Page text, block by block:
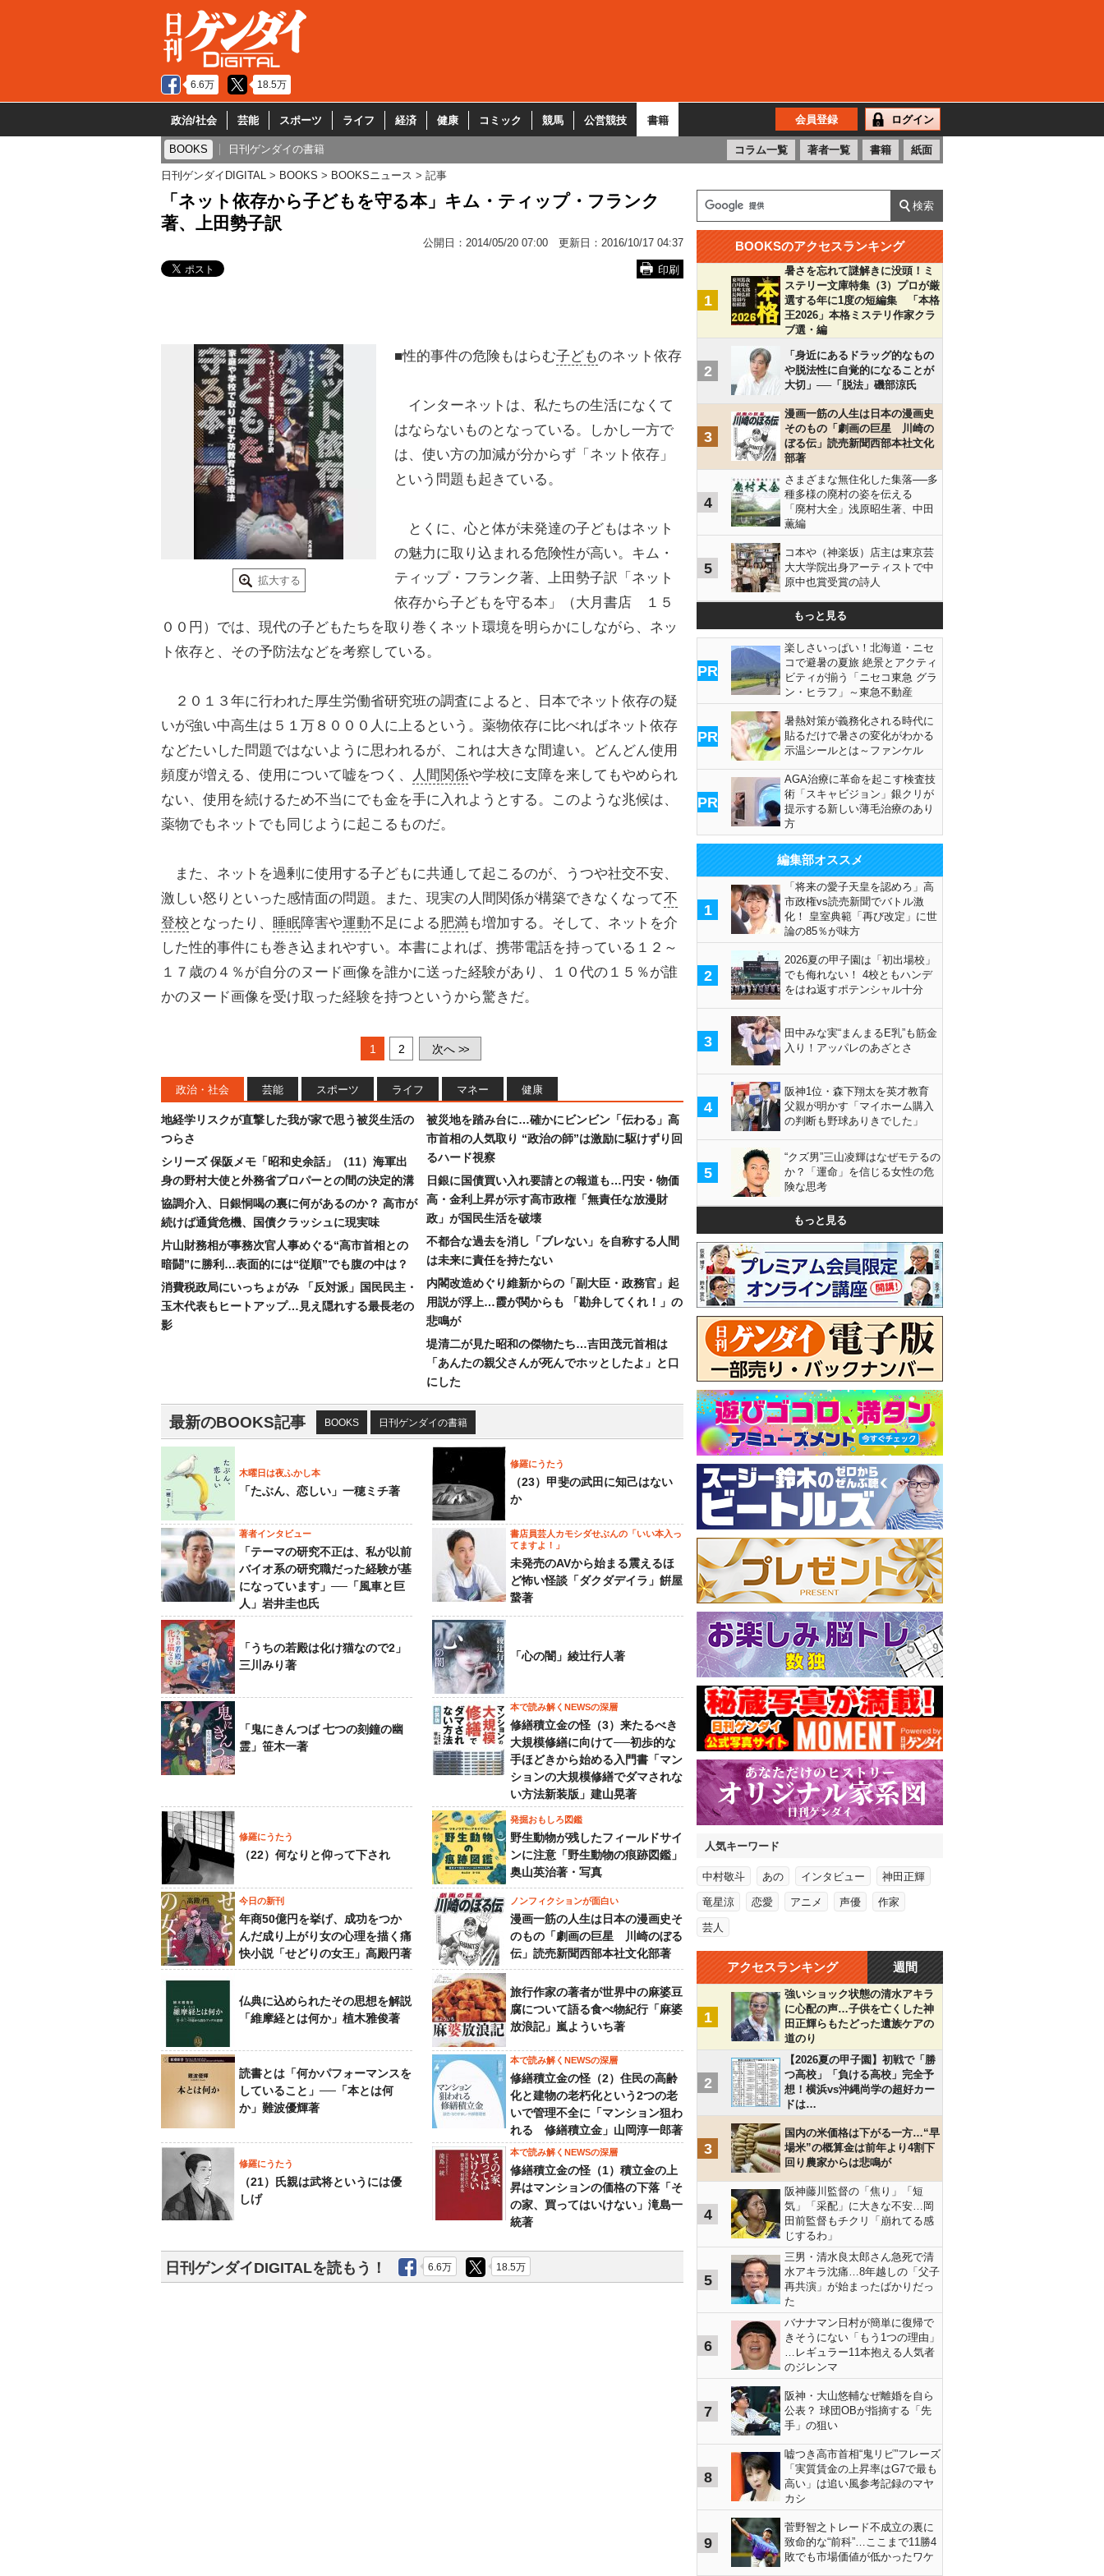
6.6万 18.5万
政治/社会 芸能 スポーツ ライフ 経済 健康 コミック 競馬 公営競技 書籍 会員登録 ログイン
BOOKS 日刊ゲンダイの書籍 コラム一覧 著者一覧 書籍 紙面
日刊ゲンダイDIGITAL BOOKS BOOKSニュース 記事
「ネット依存から子どもを守る本」キム・ティップ・フランク
著、上田勢子訳
公開日： 2014/05/20 07:00 更新日： 2016/10/17 04:37
印刷
拡大する
■性的事件の危険もはらむ子どものネット依存
インターネットは、私たちの生活になくて
はならないものとなっている。しかし一方で
は、使い方の加減が分からず「ネット依存」
という問題も起きている。
とくに、心と体が未発達の子どもはネット
の魅力に取り込まれる危険性が高い。キム・
ティップ・フランク著、上田勢子訳「ネット
依存から子どもを守る本」（大月書店 １５
００円）では、現代の子どもたちを取り巻くネット環境を明らかにしながら、ネッ
ト依存と、その予防法などを考察している。
２０１３年に行われた厚生労働省研究班の調査によると、日本でネット依存の疑
いが強い中高生は５１万８０００人に上るという。薬物依存に比べればネット依存
などたいした問題ではないように思われるが、これは大きな間違い。どんどん使用
頻度が増える、使用について嘘をつく、
人間関係や学校に支障を来してもやめられ
ない、使用を続けるため不当にでも金を手に入れようとする。このような兆候は、
薬物でもネットでも同じように起こるものだ。
また、ネットを過剰に使用する子どもに共通して起こるのが、うつや社交不安、
激しい怒りといった感情面の問題。また、現実の人間関係が構築できなくなって不
登校 となったり、 睡眠障害や運動不足による肥満も増加する。そして、ネットを介
した性的事件にも巻き込まれやすい。本書によれば、携帯電話を持っている１２～
１７歳の４％が自分のヌード画像を誰かに送った経験があり、１０代の１５％が誰
かのヌード画像を受け取った経験を持つというから驚きだ。
1 2 次へ >>
政治・社会 芸能 スポーツ ライフ マネー 健康
地経学リスクが直撃した我が家で思う被災生活の
つらさ
シリーズ 保阪メモ「昭和史余話」（11）海軍出
身の野村大使と外務省プロパーとの間の決定的溝
協調介入、日銀恫喝の裏に何があるのか？ 高市が
続けば通貨危機、国債クラッシュに現実味
片山財務相が事務次官人事めぐる“高市首相との
暗闘”に勝利…表面的には“従順”でも腹の中は？
消費税政局にいっちょがみ 「反対派」国民民主・
玉木代表もヒートアップ…見え隠れする最長老の
影
被災地を踏み台に…確かにビンビン「伝わる」高
市首相の人気取り “政治の師”は激励に駆けずり回
るハード視察
日銀に国債買い入れ要請との報道も…円安・物価
高・金利上昇が示す高市政権「無責任な放漫財
政」が国民生活を破壊
不都合な過去を消し「ブレない」を自称する人間
は未来に責任を持たない
内閣改造めぐり維新からの「副大臣・政務官」起
用説が浮上…霞が関からも 「勘弁してくれ！」の
悲鳴が
堤清二が見た昭和の傑物たち…吉田茂元首相は
「あんたの親父さんが死んでホッとしたよ」と口
にした
最新のBOOKS記事 BOOKS 日刊ゲンダイの書籍
木曜日は夜ふかし本
「たぶん、恋しい」一穂ミチ著
修羅にうたう
（23）甲斐の武田に知己はない
か
著者インタビュー
「テーマの研究不正は、私が以前
バイオ系の研究職だった経験が基
になっています」──「風車と巨
人」岩井圭也氏
書店員芸人カモシダせぶんの「いい本入っ
てますよ！」
未発売のAVから始まる震えるほ
ど怖い怪談「ダクダデイラ」餠屋
䖸著
「うちの若殿は化け猫なので2」
三川みり著
「心の闇」綾辻行人著
「鬼にきんつば 七つの刻鐘の幽
霊」笹木一著
本で読み解くNEWSの深層
修繕積立金の怪（3）来たるべき
大規模修繕に向けて──初歩的な
手ほどきから始める入門書「マン
ションの大規模修繕でダマされな
い方法新装版」建山晃著
修羅にうたう
（22）何なりと仰って下され
発掘おもしろ図鑑
野生動物が残したフィールドサイ
ンに注意「野生動物の痕跡図鑑」
奥山英治著・写真
今日の新刊
年商50億円を挙げ、成功をつか
んだ成り上がり女の心理を描く痛
快小説「せどりの女王」高殿円著
ノンフィクションが面白い
漫画一筋の人生は日本の漫画史そ
のもの「劇画の巨星 川崎のぼる
伝」読売新聞西部本社文化部著
仏典に込められたその思想を解説
「維摩経とは何か」植木雅俊著
旅行作家の著者が世界中の麻婆豆
腐について語る食べ物紀行「麻婆
放浪記」嵐よういち著
読書とは「何かパフォーマンスを
していること」──「本とは何
か」難波優輝著
本で読み解くNEWSの深層
修繕積立金の怪（2）住民の高齢
化と建物の老朽化という2つの老
いで管理不全に「マンション狙わ
れる 修繕積立金」山岡淳一郎著
修羅にうたう
（21）氏親は武将というには優
しげ
本で読み解くNEWSの深層
修繕積立金の怪（1）積立金の上
昇はマンションの価格の下落「そ
の家、買ってはいけない」滝島一
統著
日刊ゲンダイDIGITALを読もう！ 6.6万 18.5万
BOOKSのアクセスランキング
1
暑さを忘れて謎解きに没頭！ミ
ステリー文庫特集（3）プロが厳
選する年に1度の短編集 「本格
王2026」本格ミステリ作家クラ
ブ選・編
2
「身近にあるドラッグ的なもの
や脱法性に自覚的になることが
大切」──「脱法」磯部涼氏
3
漫画一筋の人生は日本の漫画史
そのもの「劇画の巨星 川崎の
ぼる伝」読売新聞西部本社文化
部著
4
さまざまな無住化した集落──多
種多様の廃村の姿を伝える
「廃村大全」浅原昭生著、中田
薫編
5
コ本や（神楽坂）店主は東京芸
大大学院出身アーティストで中
原中也賞受賞の詩人
もっと見る
PR
楽しさいっぱい！北海道・ニセ
コで避暑の夏旅 絶景とアクティ
ビティが揃う「ニセコ東急 グラ
ン・ヒラフ」～東急不動産
PR
暑熱対策が義務化される時代に
貼るだけで暑さの変化がわかる
示温シールとは～ファンケル
PR
AGA治療に革命を起こす検査技
術「スキャビジョン」銀クリが
提示する新しい薄毛治療のあり
方
編集部オススメ
1
「将来の愛子天皇を認めろ」高
市政権vs読売新聞でバトル激
化！ 皇室典範「再び改定」に世
論の85％が味方
2
2026夏の甲子園は「初出場校」
でも侮れない！ 4校ともハンデ
をはね返すポテンシャル十分
3
田中みな実“まんまるE乳”も筋金
入り！アッパレのあざとさ
4
阪神1位・森下翔太を英才教育
父親が明かす「マイホーム購入
の判断も野球ありきでした」
5
“クズ男”三山凌輝はなぜモテるの
か？「運命」を信じる女性の危
険な思考
もっと見る
人気キーワード
中村敬斗 あの インタビュー 神田正輝
竜星涼 恋愛 アニメ 声優 作家
芸人
アクセスランキング 週間
1
強いショック状態の清水アキラ
に心配の声…子供を亡くした神
田正輝らもたどった遺族ケアの
道のり
2
【2026夏の甲子園】初戦で「勝
つ高校」「負ける高校」完全予
想！横浜vs沖縄尚学の超好カー
ドは…
3
国内の米価格は下がる一方…“早
場米”の概算金は前年より4割下
回り農家からは悲鳴が
4
阪神藤川監督の「焦り」「短
気」「采配」に大きな不安…岡
田前監督もチクリ「崩れてる感
じするわ」
5
三男・清水良太郎さん急死で清
水アキラ沈痛…8年越しの「父子
再共演」が始まったばかりだっ
た
6
バナナマン日村が簡単に復帰で
きそうにない「もう1つの理由」
…レギュラー11本抱える人気者
のジレンマ
7
阪神・大山悠輔なぜ離婚を自ら
公表？ 球団OBが指摘する「先
手」の狙い
8
嘘つき高市首相“鬼リピ”フレーズ
「実質賃金の上昇率はG7で最も
高い」は追い風参考記録のマヤ
カシ
9
菅野智之トレード不成立の裏に
致命的な“前科”…ここまで11勝4
敗でも市場価値が低かったワケ